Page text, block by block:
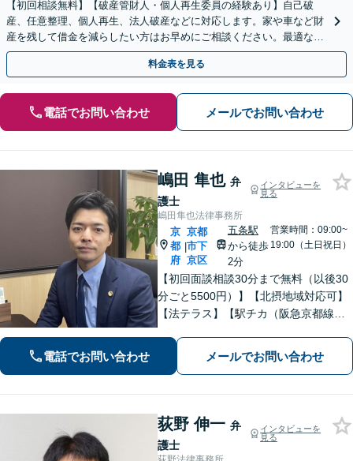
【初回相談無料】【破産管財人・個人再生委員の経験あり】自己破
産、任意整理、個人再生、法人破産などに対応します。家や車など財
産を残して借金を減らしたい方はお早めにご相談ください。最適な解
決手段をご提案します【関西エリア対応】
料金表を見る
電話でお問い合わせ メールでお問い合わせ
嶋田 隼也 弁
護士
インタビューを
見る
嶋田隼也法律事務所
京
都
府
|
京都
市下
京区
五条駅
から徒歩
2分
営業時間：09:00~
19:00（土日祝日）
【初回面談相談30分まで無料（以後30
分ごと5500円）】【北摂地域対応可】
【法テラス】【駅チカ（阪急京都線烏
徒歩４分、地下鉄五条駅１番出口徒歩
２分】丁寧にわかりやすく説明。オン
電話でお問い合わせ メールでお問い合わせ
荻野 伸一 弁
護士
インタビューを
見る